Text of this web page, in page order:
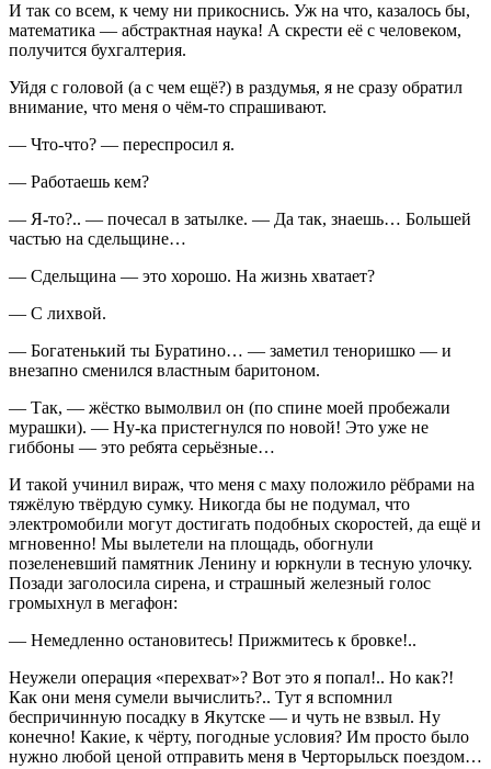
И так со всем, к чему ни прикоснись. Уж на что, казалось бы,
математика — абстрактная наука! А скрести её с человеком,
получится бухгалтерия.
Уйдя с головой (а с чем ещё?) в раздумья, я не сразу обратил
внимание, что меня о чём-то спрашивают.
— Что-что? — переспросил я.
— Работаешь кем?
— Я-то?.. — почесал в затылке. — Да так, знаешь… Большей
частью на сдельщине…
— Сдельщина — это хорошо. На жизнь хватает?
— С лихвой.
— Богатенький ты Буратино… — заметил теноришко — и
внезапно сменился властным баритоном.
— Так, — жёстко вымолвил он (по спине моей пробежали
мурашки). — Ну-ка пристегнулся по новой! Это уже не
гиббоны — это ребята серьёзные…
И такой учинил вираж, что меня с маху положило рёбрами на
тяжёлую твёрдую сумку. Никогда бы не подумал, что
электромобили могут достигать подобных скоростей, да ещё и
мгновенно! Мы вылетели на площадь, обогнули
позеленевший памятник Ленину и юркнули в тесную улочку.
Позади заголосила сирена, и страшный железный голос
громыхнул в мегафон:
— Немедленно остановитесь! Прижмитесь к бровке!..
Неужели операция «перехват»? Вот это я попал!.. Но как?!
Как они меня сумели вычислить?.. Тут я вспомнил
беспричинную посадку в Якутске — и чуть не взвыл. Ну
конечно! Какие, к чёрту, погодные условия? Им просто было
нужно любой ценой отправить меня в Черторыльск поездом…